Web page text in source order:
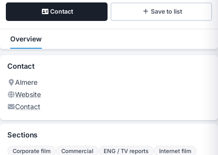
Contact Save to list
Overview
Contact
Almere
Website
Contact
Sections
Corporate film Commercial ENG / TV reports Internet film